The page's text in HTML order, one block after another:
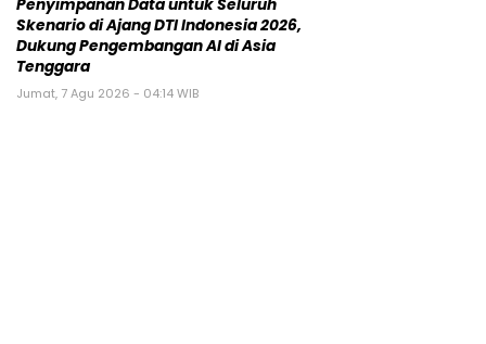
Penyimpanan Data untuk Seluruh
Skenario di Ajang DTI Indonesia 2026,
Dukung Pengembangan AI di Asia
Tenggara
Jumat, 7 Agu 2026 - 04:14 WIB